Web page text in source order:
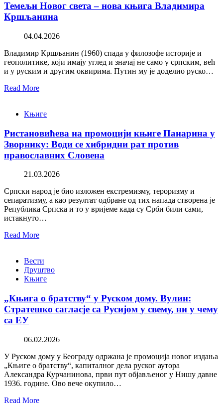
Темељи Новог света – нова књига Владимира
Кршљанина
04.04.2026
Владимир Кршљанин (1960) спада у филозофе историје и
геополитике, који имају углед и значај не само у српским, већ
и у руским и другим оквирима. Путин му је доделио руско…
Read More
Књиге
Ристановићева на промоцији књиге Панарина у
Зворнику: Води се хибридни рат против
православних Словена
21.03.2026
Српски народ је био изложен екстремизму, тероризму и
сепаратизму, а као резултат одбране од тих напада створена је
Република Српска и то у вријеме када су Срби били сами,
истакнуто…
Read More
Вести
Друштво
Књиге
„Књига о братству“ у Руском дому. Вулин:
Стратешко сагласје са Русијом у свему, ни у чему
са ЕУ
06.02.2026
У Руском дому у Београду одржана је промоција новог издања
„Књиге о братству“, капиталног дела руског аутора
Александра Курчанинова, први пут објављеног у Нишу давне
1936. године. Ово вече окупило…
Read More